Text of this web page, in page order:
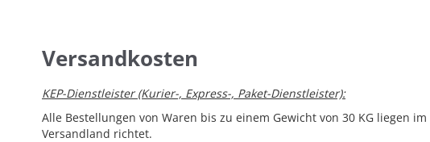
Versandkosten
KEP-Dienstleister (Kurier-, Express-, Paket-Dienstleister):
Alle Bestellungen von Waren bis zu einem Gewicht von 30 KG liegen
Versandland richtet.